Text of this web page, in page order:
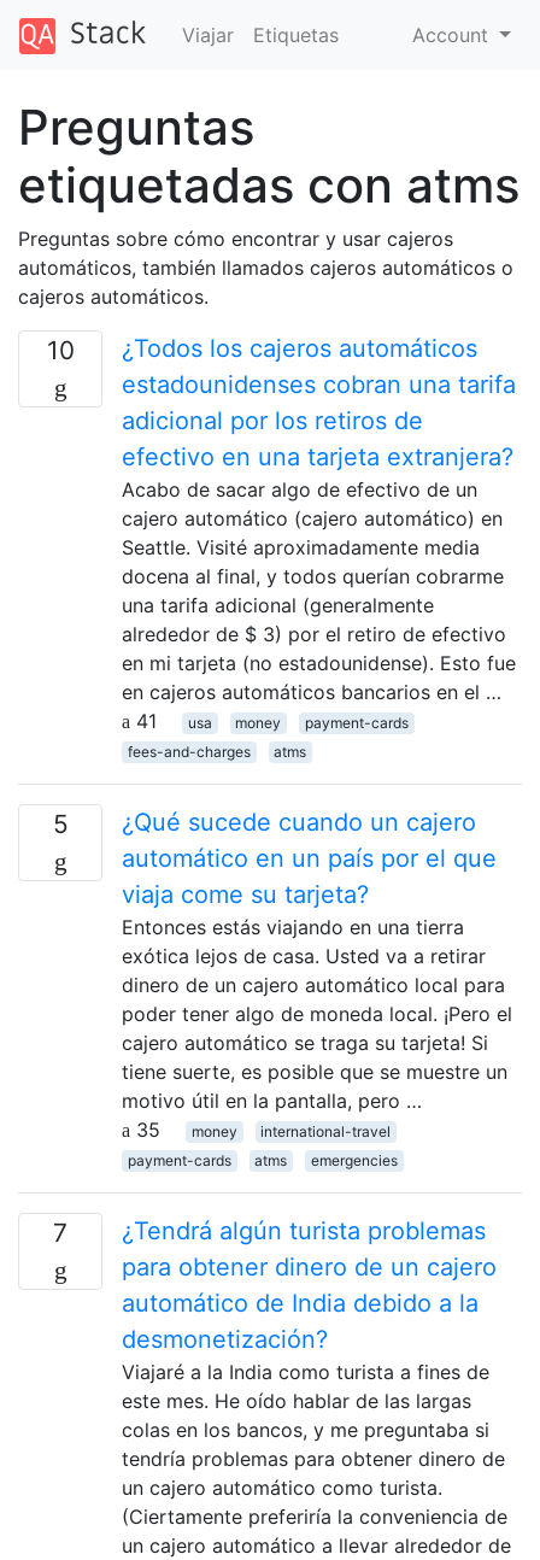
Viajar Etiquetas Account
Preguntas
etiquetadas con atms
Preguntas sobre cómo encontrar y usar cajeros
automáticos, también llamados cajeros automáticos o
cajeros automáticos.
10
¿Todos los cajeros automáticos
estadounidenses cobran una tarifa
adicional por los retiros de
efectivo en una tarjeta extranjera?
Acabo de sacar algo de efectivo de un
cajero automático (cajero automático) en
Seattle. Visité aproximadamente media
docena al final, y todos querían cobrarme
una tarifa adicional (generalmente
alrededor de $ 3) por el retiro de efectivo
en mi tarjeta (no estadounidense). Esto fue
en cajeros automáticos bancarios en el …
41
usa money
payment-cards
fees-and-charges
atms
5
¿Qué sucede cuando un cajero
automático en un país por el que
viaja come su tarjeta?
Entonces estás viajando en una tierra
exótica lejos de casa. Usted va a retirar
dinero de un cajero automático local para
poder tener algo de moneda local. ¡Pero el
cajero automático se traga su tarjeta! Si
tiene suerte, es posible que se muestre un
motivo útil en la pantalla, pero …
35
money
international-travel
payment-cards
atms emergencies
7
¿Tendrá algún turista problemas
para obtener dinero de un cajero
automático de India debido a la
desmonetización?
Viajaré a la India como turista a fines de
este mes. He oído hablar de las largas
colas en los bancos, y me preguntaba si
tendría problemas para obtener dinero de
un cajero automático como turista.
(Ciertamente preferiría la conveniencia de
un cajero automático a llevar alrededor de